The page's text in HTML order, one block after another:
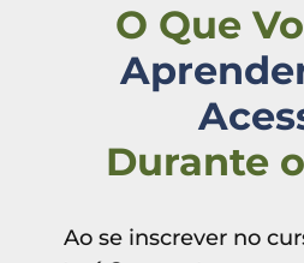
O Que
Durante
Ao se inscrever no